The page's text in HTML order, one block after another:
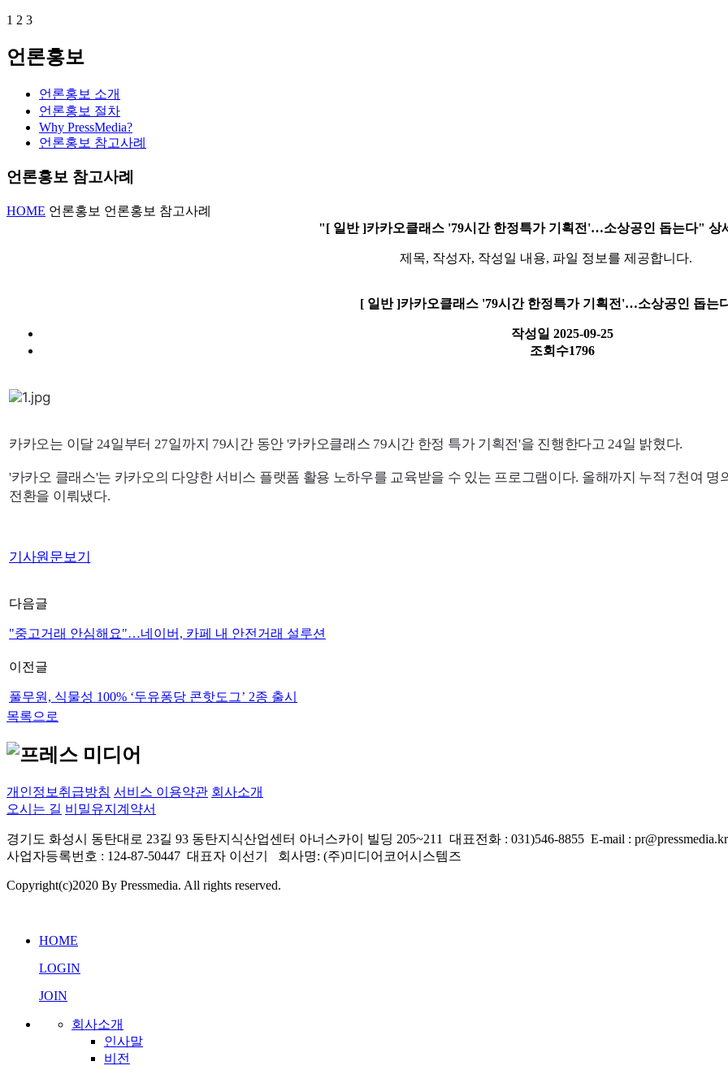
1 2 3
언론홍보
언론홍보 소개
언론홍보 절차
Why PressMedia?
언론홍보 참고사례
언론홍보 참고사례
HOME 언론홍보 언론홍보 참고사례
"[ 일반 ]카카오클래스 '79시간 한정특가 기획전'…소상공인 돕는다" 상
제목, 작성자, 작성일 내용, 파일 정보를 제공합니다.
[ 일반 ]카카오클래스 '79시간 한정특가 기획전'…소상공인 돕는
작성일 2025-09-25
조회수1796
카카오는 이달 24일부터 27일까지 79시간 동안 '카카오클래스 79시간 한정 특가 기획전'을 진행한다고 24일 밝혔다.
'카카오 클래스'는 카카오의 다양한 서비스 플랫폼 활용 노하우를 교육받을 수 있는 프로그램이다. 올해까지 누적 7천여
전환을 이뤄냈다.
기사원문보기
다음글
"중고거래 안심해요"…네이버, 카페 내 안전거래 설루션
이전글
풀무원, 식물성 100% ‘두유퐁당 콘핫도그’ 2종 출시
목록으로
개인정보취급방침 서비스 이용약관 회사소개
오시는 길 비밀유지계약서
경기도 화성시 동탄대로 23길 93 동탄지식산업센터 아너스카이 빌딩 205~211 대표전화 : 031)546-8855 E-mail : pr@pressmedia.kr
사업자등록번호 : 124-87-50447 대표자 이선기 회사명: (주)미디어코어시스템즈
Copyright(c)2020 By Pressmedia. All rights reserved.
HOME
LOGIN
JOIN
회사소개
인사말
비전